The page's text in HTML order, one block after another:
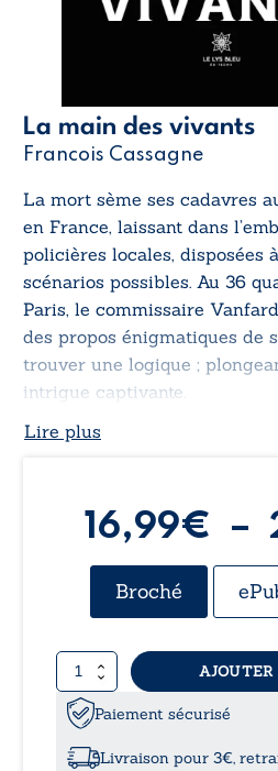
La main des vivants
Francois Cassagne
La mort sème ses cadavres
en France, laissant dans
policières locales, disposées
scénarios possibles. Au 36
Paris, le commissaire
des propos énigmatiques de
trouver une logique ;
intrigue captivante.
Lire plus
16,99€ –
Broché
quantité
de
La
main
des
Paiement sécurisé
Livraison pour 3€,